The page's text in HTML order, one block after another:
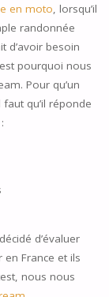
en moto, lorsqu’il
randonnée
d’avoir besoin
pourquoi nous
Pour qu’un
qu’il réponde
d’évaluer
France et ils
nous nous